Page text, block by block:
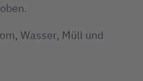
Wasser, Müll und